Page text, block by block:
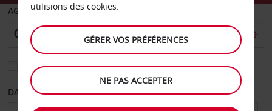
AGENCE DE DÉPART
Sélectionnez une autre agence de retour
DATE DE DÉPART DATE DE RETOUR
utilisions des cookies.
GÉRER VOS PRÉFÉRENCES
NE PAS ACCEPTER